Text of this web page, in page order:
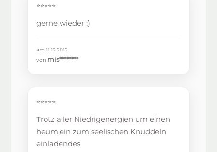
⭐⭐⭐⭐⭐
gerne wieder ;)
am 11.12.2012
von mis********
⭐⭐⭐⭐⭐
Trotz aller Niedrigenergien um einen
heum,ein zum seelischen Knuddeln
einladendes